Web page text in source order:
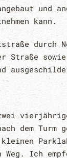
und
kann.
durch
sowie
dem
Ich